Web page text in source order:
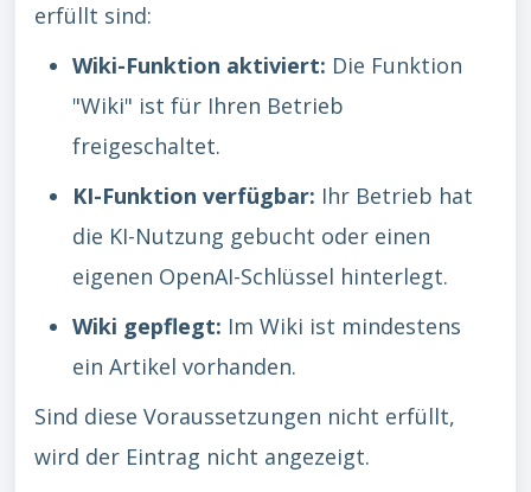
erfüllt sind:
Wiki-Funktion aktiviert: Die Funktion
"Wiki" ist für Ihren Betrieb
freigeschaltet.
KI-Funktion verfügbar: Ihr Betrieb hat
die KI-Nutzung gebucht oder einen
eigenen OpenAI-Schlüssel hinterlegt.
Wiki gepflegt: Im Wiki ist mindestens
ein Artikel vorhanden.
Sind diese Voraussetzungen nicht erfüllt,
wird der Eintrag nicht angezeigt.